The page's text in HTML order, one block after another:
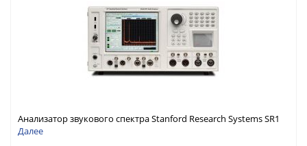
Анализатор звукового спектра Stanford Research Systems SR1
Далее